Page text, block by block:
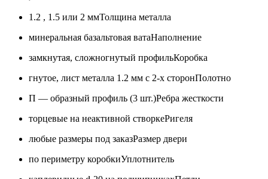
1.2 , 1.5 или 2 ммТолщина металла
минеральная базальтовая ватаНаполнение
замкнутая, сложногнутый профильКоробка
гнутое, лист металла 1.2 мм с 2-х сторонПолотно
П — образный профиль (3 шт.)Ребра жесткости
торцевые на неактивной створкеРигеля
любые размеры под заказРазмер двери
по периметру коробкиУплотнитель